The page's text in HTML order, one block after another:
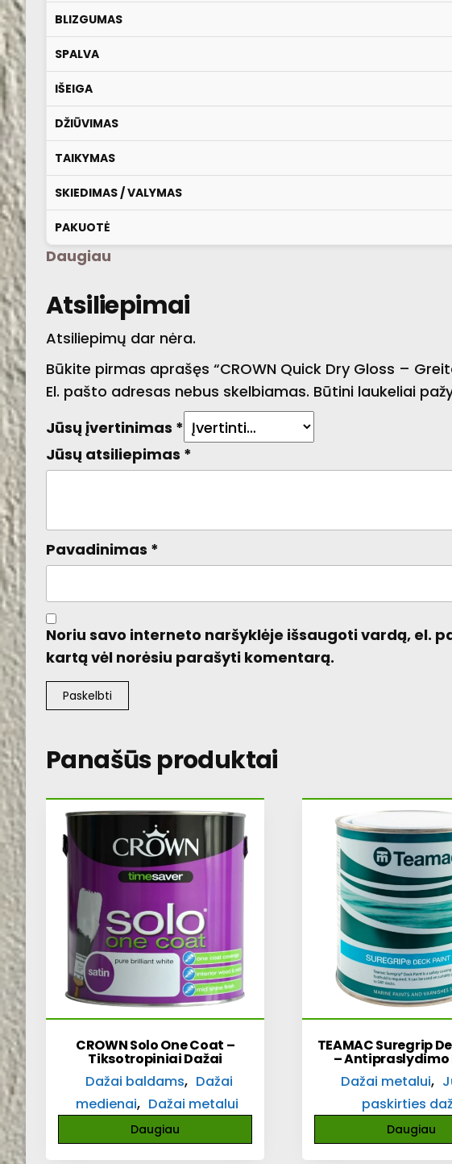
BLIZGUMAS
SPALVA
IŠEIGA
DŽIŪVIMAS
TAIKYMAS
SKIEDIMAS / VALYMAS
PAKUOTĖ
Daugiau
Atsiliepimai
Atsiliepimų dar nėra.
Būkite pirmas aprašęs “CROWN Quick Dry Gloss –
El. pašto adresas nebus skelbiamas. Būtini laukeliai
Jūsų įvertinimas *
Jūsų atsiliepimas *
Pavadinimas *
Noriu savo interneto naršyklėje išsaugoti vardą, el.
kartą vėl norėsiu parašyti komentarą.
Panašūs produktai
CROWN Solo One Coat –
Tiksotropiniai Dažai
Dažai baldams, Dažai
medienai, Dažai metalui
Daugiau
TEAMAC Suregrip
– Antipraslydimo
Dažai metalui,
paskirties
Daugiau